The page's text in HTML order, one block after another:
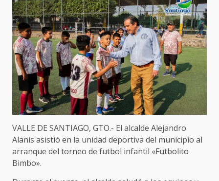
VALLE DE SANTIAGO, GTO.- El alcalde Alejandro
Alanís asistió en la unidad deportiva del municipio al
arranque del torneo de futbol infantil «Futbolito
Bimbo».